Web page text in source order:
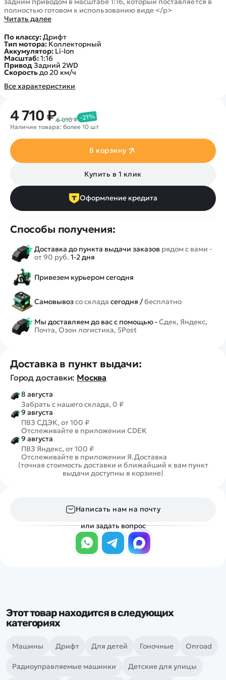
полностью готовом к использованию виде </p>
Читать далее
По классу:Дрифт
Тип мотора:Коллекторный
Аккумулятор: Li-Ion
Масштаб:1:16
ПриводЗадний 2WD
Скоростьдо 20 км/ч
Все характеристики
4 710 ₽6 010 ₽ -21%
Наличие товара: более 10 шт
В корзину
Купить в 1 клик
Оформление кредита
Способы получения:
Доставка до пункта выдачи заказов рядом с вами -
от 90 руб. 1-2 дня
Привезем курьером сегодня
Самовывозсо склада сегодня /бесплатно
Мы доставляем до вас с помощью -Сдек, Яндекс,
Почта, Озон логистика, 5Post
Доставка в пункт выдачи:
Город доставки: Москва
8 августа
Забрать с нашего склада, 0 ₽
9 августа
ПВЗ СДЭК, от 100 ₽
Отслеживайте в приложении CDEK
9 августа
ПВЗ Яндекс, от 100 ₽
Отслеживайте в приложении Я.Доставка
(точная стоимость доставки и ближайший к вам пункт
выдачи доступны в корзине)
Написать нам на почту
или задать вопрос
Этот товар находится в следующих
категориях
Машины Дрифт Для детей Гоночные Onroad
Радиоуправляемые машинки Детские для улицы